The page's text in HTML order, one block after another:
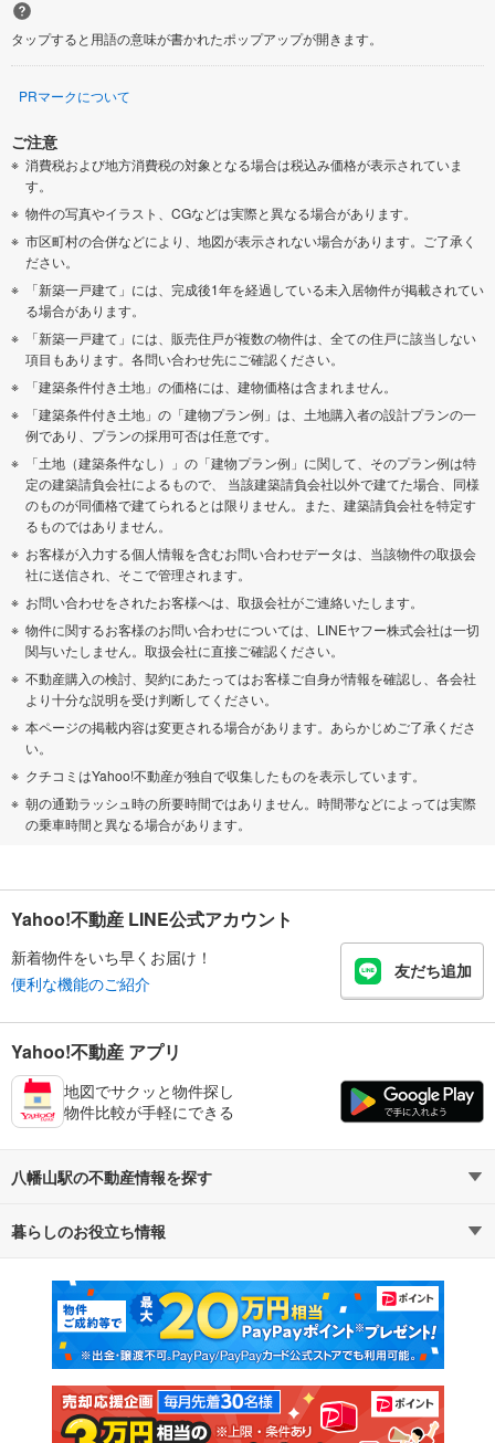
タップすると用語の意味が書かれたポップアップが開きます。
PRマークについて
ご注意
消費税および地方消費税の対象となる場合は税込み価格が表示されていま
す。
物件の写真やイラスト、CGなどは実際と異なる場合があります。
市区町村の合併などにより、地図が表示されない場合があります。ご了承く
ださい。
「新築一戸建て」には、完成後1年を経過している未入居物件が掲載されてい
る場合があります。
「新築一戸建て」には、販売住戸が複数の物件は、全ての住戸に該当しない
項目もあります。各問い合わせ先にご確認ください。
「建築条件付き土地」の価格には、建物価格は含まれません。
「建築条件付き土地」の「建物プラン例」は、土地購入者の設計プランの一
例であり、プランの採用可否は任意です。
「土地（建築条件なし）」の「建物プラン例」に関して、そのプラン例は特
定の建築請負会社によるもので、 当該建築請負会社以外で建てた場合、同様
のものが同価格で建てられるとは限りません。また、建築請負会社を特定す
るものではありません。
お客様が入力する個人情報を含むお問い合わせデータは、当該物件の取扱会
社に送信され、そこで管理されます。
お問い合わせをされたお客様へは、取扱会社がご連絡いたします。
物件に関するお客様のお問い合わせについては、LINEヤフー株式会社は一切
関与いたしません。取扱会社に直接ご確認ください。
不動産購入の検討、契約にあたってはお客様ご自身が情報を確認し、各会社
より十分な説明を受け判断してください。
本ページの掲載内容は変更される場合があります。あらかじめご了承くださ
い。
クチコミはYahoo!不動産が独自で収集したものを表示しています。
朝の通勤ラッシュ時の所要時間ではありません。時間帯などによっては実際
の乗車時間と異なる場合があります。
Yahoo!不動産 LINE公式アカウント
新着物件をいち早くお届け！
便利な機能のご紹介
友だち追加
Yahoo!不動産 アプリ
地図でサクッと物件探し
物件比較が手軽にできる
八幡山駅の不動産情報を探す
不動産・住宅
新築マンション 中古マンション
新築一戸建て 中古一戸建て
注文住宅 土地
暮らしのお役立ち情報
マンションカタログ 教えて！住まいの先生